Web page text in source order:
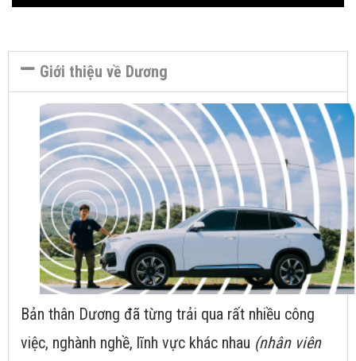
Giới thiệu về Dương
Bản thân Dương đã từng trải qua rất nhiều công
việc, nghành nghề, lĩnh vực khác nhau (nhân viên